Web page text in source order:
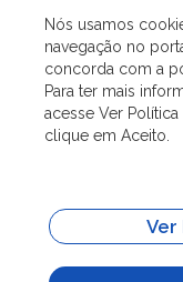
ASSUNTOS
ACESSO À
SITES IMPORTANTES
Nós usamos
navegação no
concorda com a
Para ter mais
acesse Ver
clique em Aceito.
Ver